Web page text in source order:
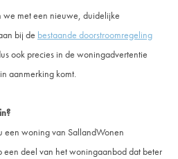
met een nieuwe, duidelijke
bij de bestaande doorstroomregeling
ook precies in de woningadvertentie
aanmerking komt.
een woning van SallandWonen
een deel van het woningaanbod dat beter